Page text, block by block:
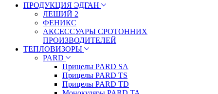
ПРОДУКЦИЯ ЭДГАН
ЛЕШИЙ 2
ФЕНИКС
АКСЕССУАРЫ СРОТОННИХ
ПРОИЗВОДИТЕЛЕЙ
ТЕПЛОВИЗОРЫ
PARD
Прицелы PARD SA
Прицелы PARD TS
Прицелы PARD TD